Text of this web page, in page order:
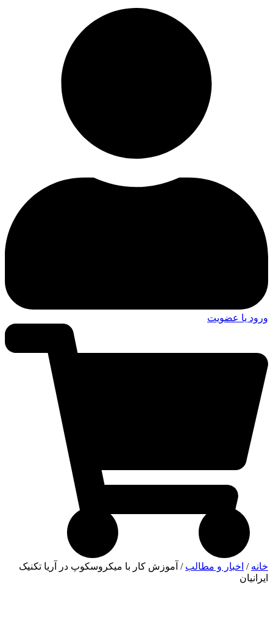
ورود یا عضویت
خانه / اخبار و مطالب / آموزش کار با میکروسکوپ در آریا تکنیک
ایرانیان